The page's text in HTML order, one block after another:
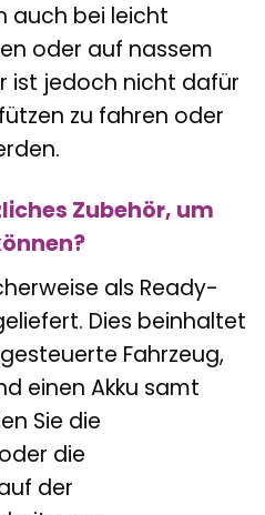
auch bei leicht
oder auf nassem
ist jedoch nicht dafür
zu fahren oder
Zubehör, um
als Ready-
Dies beinhaltet
Fahrzeug,
einen Akku samt
Sie die
die
der